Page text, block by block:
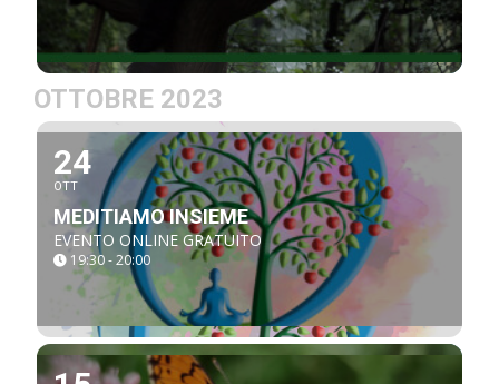
OTTOBRE 2023
24
OTT
MEDITIAMO INSIEME
EVENTO ONLINE GRATUITO
19:30 - 20:00